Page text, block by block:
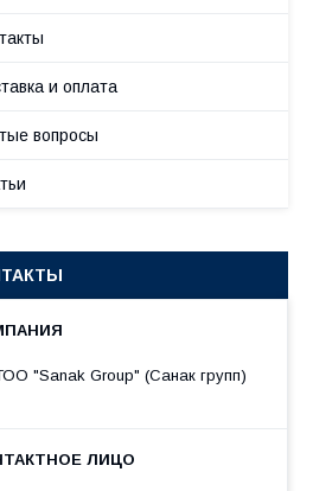
и оплата
вопросы
"Sanak Group" (Санак групп)